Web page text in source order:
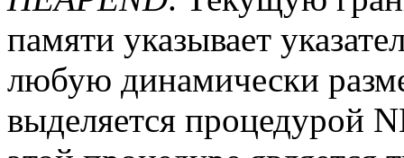
памяти указывает
любую динамически
выделяется процедурой